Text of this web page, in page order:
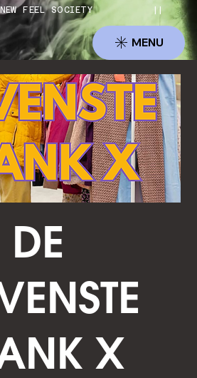
MENU
FEEL SOCIETY          ||
DE
X